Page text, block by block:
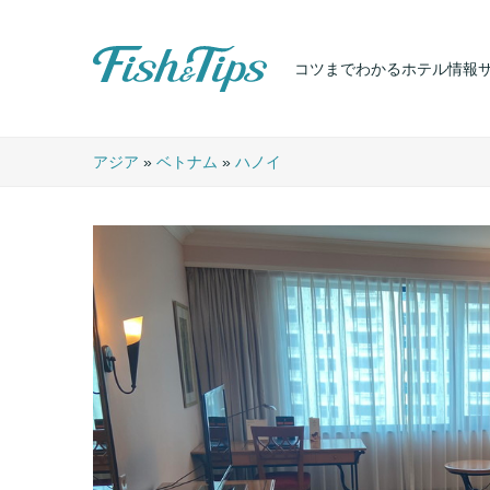
コツまでわかるホテル情報
アジア » ベトナム » ハノイ